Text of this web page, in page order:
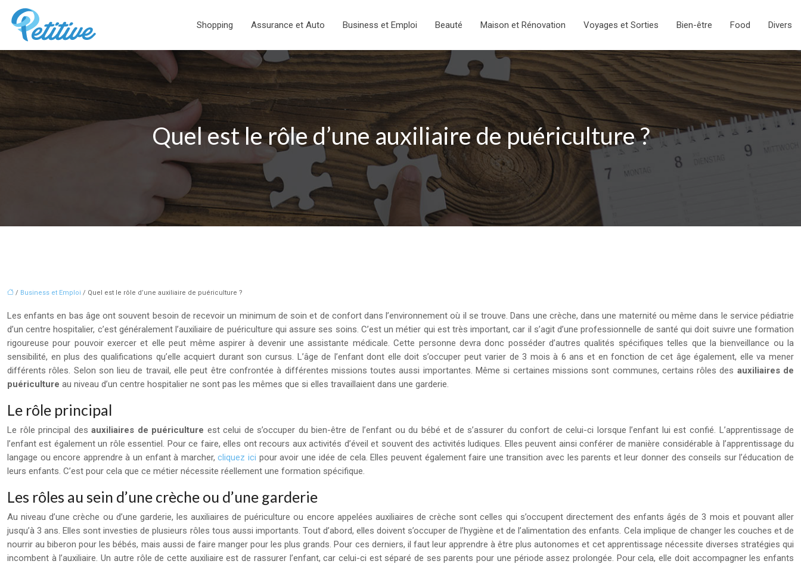
Shopping Assurance et Auto Business et Emploi Beauté Maison et Rénovation Voyages et Sorties Bien-être Food Divers
Quel est le rôle d’une auxiliaire de puériculture ?
/ Business et Emploi / Quel est le rôle d’une auxiliaire de puériculture ?
Les enfants en bas âge ont souvent besoin de recevoir un minimum de soin et de confort dans l’environnement où il se trouve. Dans une crèche, dans une maternité ou même dans le service pédiatrie
d’un centre hospitalier, c’est généralement l’auxiliaire de puériculture qui assure ses soins. C’est un métier qui est très important, car il s’agit d’une professionnelle de santé qui doit suivre une formation
rigoureuse pour pouvoir exercer et elle peut même aspirer à devenir une assistante médicale. Cette personne devra donc posséder d’autres qualités spécifiques telles que la bienveillance ou la
sensibilité, en plus des qualifications qu’elle acquiert durant son cursus. L’âge de l’enfant dont elle doit s’occuper peut varier de 3 mois à 6 ans et en fonction de cet âge également, elle va mener
différents rôles. Selon son lieu de travail, elle peut être confrontée à différentes missions toutes aussi importantes. Même si certaines missions sont communes, certains rôles des auxiliaires de
puériculture au niveau d’un centre hospitalier ne sont pas les mêmes que si elles travaillaient dans une garderie.
Le rôle principal
Le rôle principal desauxiliaires de puériculture est celui de s’occuper du bien-être de l’enfant ou du bébé et de s’assurer du confort de celui-ci lorsque l’enfant lui est confié. L’apprentissage de
l’enfant est également un rôle essentiel. Pour ce faire, elles ont recours aux activités d’éveil et souvent des activités ludiques. Elles peuvent ainsi conférer de manière considérable à l’apprentissage du
langage ou encore apprendre à un enfant à marcher,cliquez ici pour avoir une idée de cela. Elles peuvent également faire une transition avec les parents et leur donner des conseils sur l’éducation de
leurs enfants. C’est pour cela que ce métier nécessite réellement une formation spécifique.
Les rôles au sein d’une crèche ou d’une garderie
Au niveau d’une crèche ou d’une garderie, les auxiliaires de puériculture ou encore appelées auxiliaires de crèche sont celles qui s’occupent directement des enfants âgés de 3 mois et pouvant aller
jusqu’à 3 ans. Elles sont investies de plusieurs rôles tous aussi importants. Tout d’abord, elles doivent s’occuper de l’hygiène et de l’alimentation des enfants. Cela implique de changer les couches et de
nourrir au biberon pour les bébés, mais aussi de faire manger pour les plus grands. Pour ces derniers, il faut leur apprendre à être plus autonomes et cet apprentissage nécessite diverses stratégies qui
incombent à l’auxiliaire. Un autre rôle de cette auxiliaire est de rassurer l’enfant, car celui-ci est séparé de ses parents pour une période assez prolongée. Pour cela, elle doit accompagner les enfants